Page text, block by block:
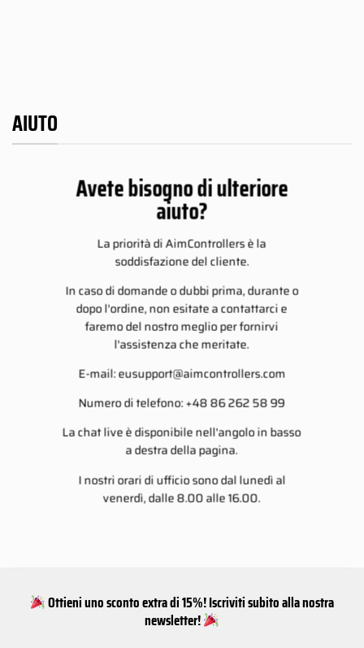
AIUTO
Avete bisogno di ulteriore
aiuto?
La priorità di AimControllers è la
soddisfazione del cliente.
In caso di domande o dubbi prima, durante o
dopo l'ordine, non esitate a contattarci e
faremo del nostro meglio per fornirvi
l'assistenza che meritate.
E-mail:eusupport@aimcontrollers.com
Numero di telefono: +48 86 262 58 99
La chat live è disponibile nell'angolo in basso
a destra della pagina.
I nostri orari di ufficio sono dal lunedì al
venerdì, dalle 8.00 alle 16.00.
Ottieni uno sconto extra di 15%! Iscriviti subito alla nostra
newsletter!